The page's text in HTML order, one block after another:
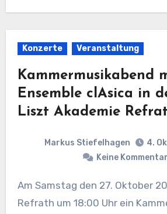
Konzerte Veranstaltung
Kammermusikabend
Ensemble clAsica in
Liszt Akademie
Markus Stiefelhagen
4.
Keine
Am Samstag den 27. Oktober 2012 wird in
Refrath um 18:00 Uhr ein